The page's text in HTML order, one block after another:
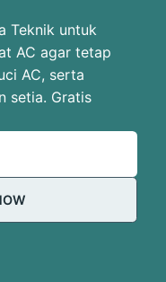
Teknik untuk
AC agar tetap
AC, serta
setia. Gratis